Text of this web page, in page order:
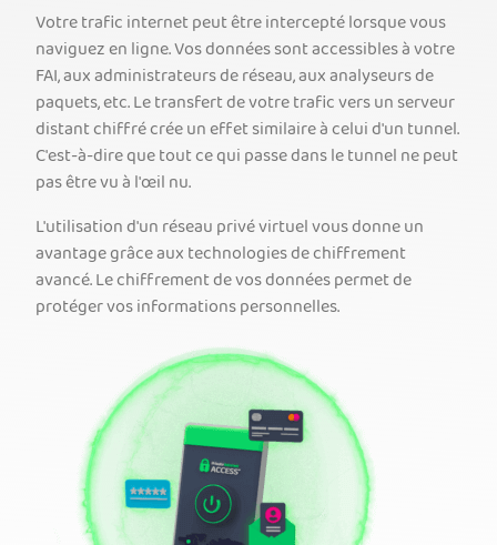
Votre trafic internet peut être intercepté lorsque vous
naviguez en ligne. Vos données sont accessibles à votre
FAI, aux administrateurs de réseau, aux analyseurs de
paquets, etc. Le transfert de votre trafic vers un serveur
distant chiffré crée un effet similaire à celui d'un tunnel.
C'est-à-dire que tout ce qui passe dans le tunnel ne peut
pas être vu à l'œil nu.
L'utilisation d'un réseau privé virtuel vous donne un
avantage grâce aux technologies de chiffrement
avancé. Le chiffrement de vos données permet de
protéger vos informations personnelles.